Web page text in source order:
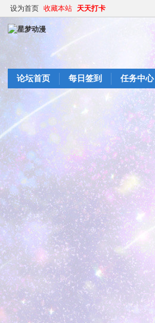
设为首页 收藏本站 天天打卡
论坛首页 每日签到 任务中心